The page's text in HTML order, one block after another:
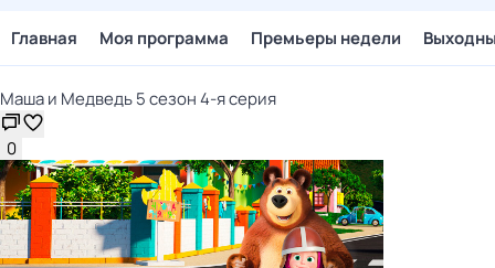
Главная Моя программа Премьеры недели
Маша и Медведь 5 сезон 4-я серия
0